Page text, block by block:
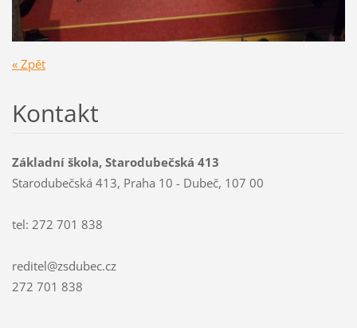
« Zpět
Kontakt
Základní škola, Starodubečská 413
Starodubečská 413, Praha 10 - Dubeč, 107 00
tel: 272 701 838
reditel@zsdubec.cz
272 701 838